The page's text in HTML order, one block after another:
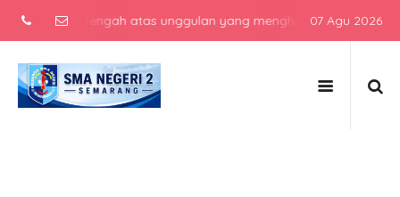
menengah atas unggulan yang menghasilkan lulusan
07 Agu 2026